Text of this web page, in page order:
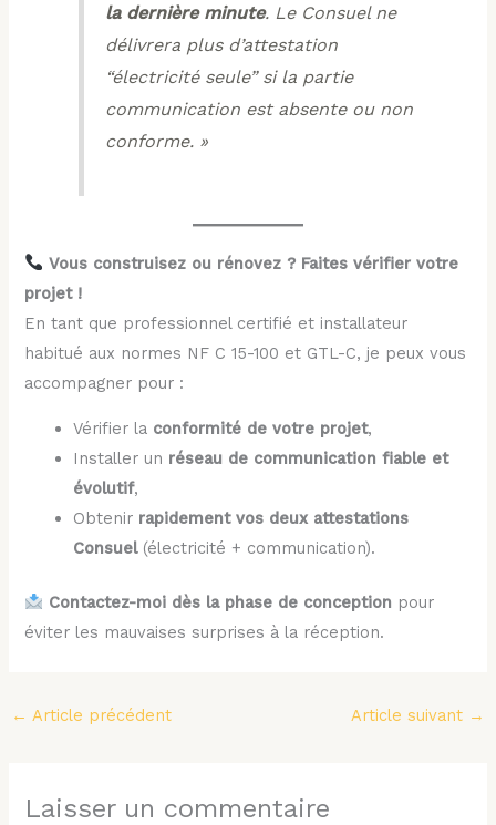
la dernière minute. Le Consuel ne
délivrera plus d’attestation
“électricité seule” si la partie
communication est absente ou non
conforme. »
Vous construisez ou rénovez ? Faites vérifier votre
projet !
En tant que professionnel certifié et installateur
habitué aux normes NF C 15-100 et GTL-C, je peux vous
accompagner pour :
Vérifier la conformité de votre projet,
Installer un réseau de communication fiable et
évolutif,
Obtenir rapidement vos deux attestations
Consuel(électricité + communication).
Contactez-moi dès la phase de conception pour
éviter les mauvaises surprises à la réception.
← Article précédent Article suivant →
Laisser un commentaire